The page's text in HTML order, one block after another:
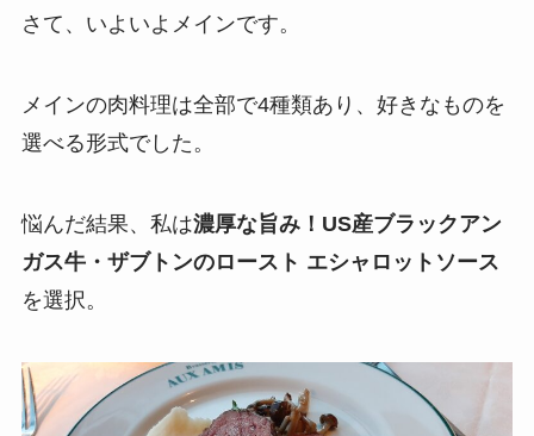
さて、いよいよメインです。
メインの肉料理は全部で4種類あり、好きなものを
選べる形式でした。
悩んだ結果、私は濃厚な旨み！US産ブラックアン
ガス牛・ザブトンのロースト エシャロットソース
を選択。